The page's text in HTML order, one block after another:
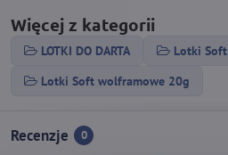
Więcej z kategorii
LOTKI DO DARTA
Lotki Soft
Lotki Soft wolframowe 20g
Recenzje 0